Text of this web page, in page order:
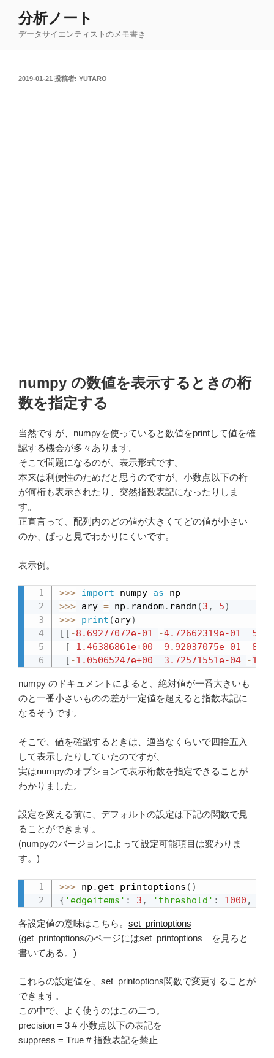
分析ノート
データサイエンティストのメモ書き
投
2019-01-21 投稿者: YUTARO
numpy の数値を表示するときの桁
数を指定する
当然ですが、numpyを使っていると数値をprintして値を確
認する機会が多々あります。
そこで問題になるのが、表示形式です。
本来は利便性のためだと思うのですが、小数点以下の桁
が何桁も表示されたり、突然指数表記になったりしま
す。
正直言って、配列内のどの値が大きくてどの値が小さい
のか、ぱっと見でわかりにくいです。
表示例。
>>> import numpy as
>>> ary = np . random. randn (3 , 5)
>>> print (ary)
[ [ -8.69277072e-01 -4.72662319e-01
[ -1.46386861e+00 9.92037075e-01
[ -1.05065247e+00 3.72571551e-04 -
numpy のドキュメントによると、絶対値が一番大きいも
のと一番小さいものの差が一定値を超えると指数表記に
なるそうです。
そこで、値を確認するときは、適当なくらいで四捨五入
して表示したりしていたのですが、
実はnumpyのオプションで表示桁数を指定できることが
わかりました。
設定を変える前に、デフォルトの設定は下記の関数で見
ることができます。
(numpyのバージョンによって設定可能項目は変わりま
す。)
>>> np . get_printoptions ( )
{ 'edgeitems' : 3 , 'threshold' : 1000 ,
各設定値の意味はこちら。 set_printoptions
(get_printoptionsのページにはset_printoptions を見ろと
書いてある。)
これらの設定値を、set_printoptions関数で変更することが
できます。
この中で、よく使うのはこの二つ。
precision = 3 # 小数点以下の表記を
suppress = True # 指数表記を禁止